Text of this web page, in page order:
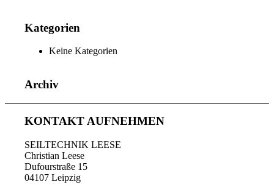
Kategorien
Keine Kategorien
Archiv
KONTAKT AUFNEHMEN
SEILTECHNIK LEESE
Christian Leese
Dufourstraße 15
04107 Leipzig